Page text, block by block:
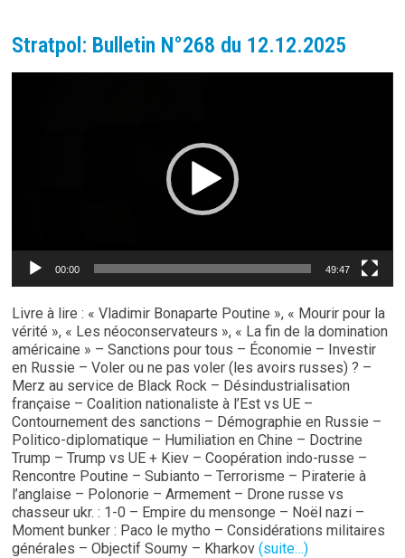
Stratpol: Bulletin N°268 du 12.12.2025
00:00 49:47
Livre à lire : « Vladimir Bonaparte Poutine », « Mourir pour la
vérité », « Les néoconservateurs », « La fin de la domination
américaine » – Sanctions pour tous – Économie – Investir
en Russie – Voler ou ne pas voler (les avoirs russes) ? –
Merz au service de Black Rock – Désindustrialisation
française – Coalition nationaliste à l’Est vs UE –
Contournement des sanctions – Démographie en Russie –
Politico-diplomatique – Humiliation en Chine – Doctrine
Trump – Trump vs UE + Kiev – Coopération indo-russe –
Rencontre Poutine – Subianto – Terrorisme – Piraterie à
l’anglaise – Polonorie – Armement – Drone russe vs
chasseur ukr. : 1-0 – Empire du mensonge – Noël nazi –
Moment bunker : Paco le mytho – Considérations militaires
générales – Objectif Soumy – Kharkov(suite…)